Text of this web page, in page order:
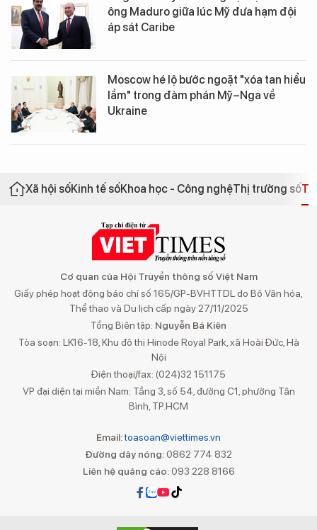
ông Maduro giữa lúc Mỹ đưa hạm đội
áp sát Caribe
Moscow hé lộ bước ngoặt "xóa tan hiểu
lầm" trong đàm phán Mỹ–Nga về
Ukraine
Xã hội sốKinh tế sốKhoa học - Công nghệThị trường số
Cơ quan của Hội Truyền thông số Việt Nam
Giấy phép hoạt động báo chí số 165/GP-BVHTTDL do Bộ Văn hóa,
Thể thao và Du lịch cấp ngày 27/11/2025
Tổng Biên tập: Nguyễn Bá Kiên
Tòa soạn: LK16-18, Khu đô thị Hinode Royal Park, xã Hoài Đức, Hà
Nội
Điện thoại/fax: (024)32 151175
VP đại diện tại miền Nam: Tầng 3, số 54, đường C1, phường Tân
Bình, TP.HCM
Email:toasoan@viettimes.vn
Đường dây nóng: 0862 774 832
Liên hệ quảng cáo:093 228 8166